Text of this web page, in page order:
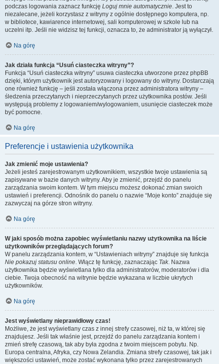
podczas logowania zaznacz funkcję Loguj mnie automatycznie. Jest to
niezalecane, jeżeli korzystasz z witryny z ogólnie dostępnego komputera, np.
w bibliotece, kawiarence internetowej, sali komputerowej w szkole lub na
uczelni itp. Jeśli nie widzisz tej funkcji, oznacza to, że administrator ją wyłączył.
Na górę
Jak działa funkcja “Usuń ciasteczka witryny”?
Funkcja “Usuń ciasteczka witryny” usuwa ciasteczka utworzone przez phpBB
dzięki, którym użytkownik jest autoryzowany i logowany do witryny. Dostarczają
one również funkcję – jeśli została włączona przez administratora witryny –
śledzenia przeczytanych i nieprzeczytanych przez użytkownika postów. Jeśli
występują problemy z logowaniem/wylogowaniem, usunięcie ciasteczek może
być pomocne.
Na górę
Preferencje i ustawienia użytkownika
Jak zmienić moje ustawienia?
Jeżeli jesteś zarejestrowanym użytkownikiem, wszystkie twoje ustawienia są
zapisywane w bazie danych witryny. Aby je zmienić, przejdź do panelu
zarządzania swoim kontem. W tym miejscu możesz dokonać zmian swoich
ustawień i preferencji. Odnośnik do panelu o nazwie “Moje konto” znajduje się
zazwyczaj na górze stron witryny.
Na górę
W jaki sposób można zapobiec wyświetlaniu nazwy użytkownika na liście
użytkowników przeglądających forum?
W panelu zarządzania kontem, w “Ustawieniach witryny” znajduje się funkcja
Nie pokazuj statusu online. Włącz tę funkcję, zaznaczając Tak. Nazwa
użytkownika będzie wyświetlana tylko dla administratorów, moderatorów i dla
ciebie. Twoja obecność na witrynie będzie wykazana w liczbie ukrytych
użytkowników.
Na górę
Jest wyświetlany nieprawidłowy czas!
Możliwe, że jest wyświetlany czas z innej strefy czasowej, niż ta, w której się
znajdujesz. Jeśli tak właśnie jest, przejdź do panelu zarządzania kontem i
zmień strefę czasową, tak aby była zgodna z twoim miejscem pobytu. Np.
Europa centralna, Afryka, czy Nowa Zelandia. Zmiana strefy czasowej, tak jak i
większości ustawień, może zostać wykonana tylko przez zarejestrowanych